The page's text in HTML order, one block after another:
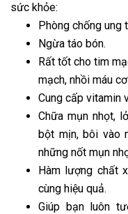
sức khỏe:
Phòng chống ung
Ngừa táo bón.
Rất tốt cho tim
mạch, nhồi máu
Cung cấp vitamin
Chữa mụn nhọt,
bột mịn, bôi vào
những nốt mụn
Hàm lượng chất
cùng hiệu quả.
Giúp bạn luôn